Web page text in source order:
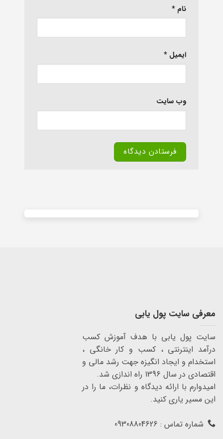
نام *
ایمیل *
وب‌ سایت
معرفی سایت پول یابی
سایت پول یابی با هدف آموزش کسب
درآمد اینترنتی ، کسب و کار خانگی ،
استخدام و ایجاد انگیزه جهت رشد مالی و
اقتصادی در سال 1396 راه اندازی شد.
امیدوارم با ارائه دیدگاه و نظرات، ما را در
این مسیر یاری کنید.
شماره تماس : 09308804626